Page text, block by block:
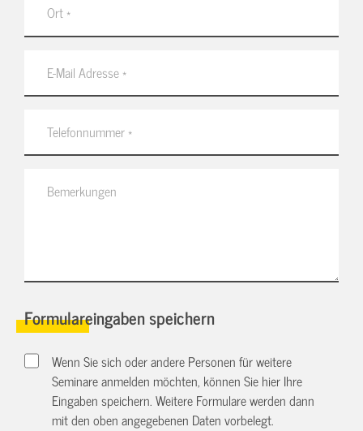
Formulareingaben speichern
Wenn Sie sich oder andere Personen für weitere
Seminare anmelden möchten, können Sie hier Ihre
Eingaben speichern. Weitere Formulare werden dann
mit den oben angegebenen Daten vorbelegt.